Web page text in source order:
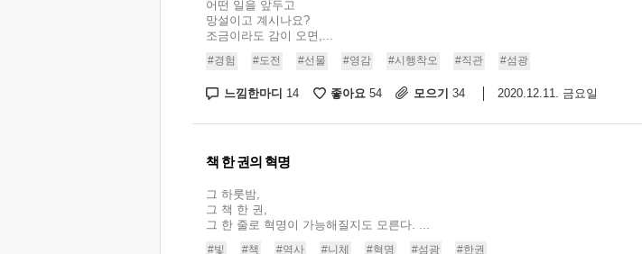
어떤 일을 앞두고
망설이고 계시나요?
조금이라도 감이 오면,...
#경험 #도전 #선물 #영감 #시행착오 #직관 #섬광
느낌한마디 14 좋아요 54 모으기 34 2020.12.11. 금요일
책 한 권의 혁명
그 하룻밤,
그 책 한 권,
그 한 줄로 혁명이 가능해질지도 모른다. ...
#빛 #책 #역사 #니체 #혁명 #섬광 #한권